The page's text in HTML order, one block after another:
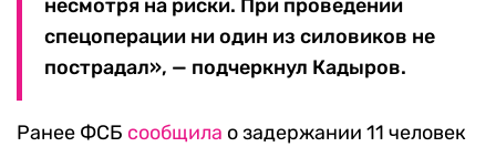
несмотря на риски. При проведении
спецоперации ни один из силовиков не
пострадал», — подчеркнул Кадыров.
Ранее ФСБ сообщила о задержании 11 человек